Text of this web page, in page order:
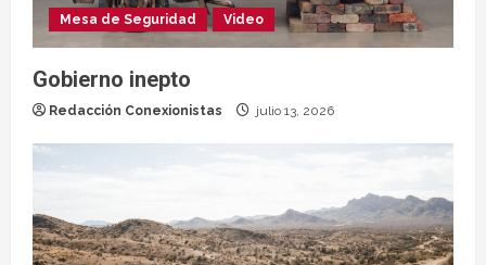
Mesa de Seguridad Video
Gobierno inepto
Redacción Conexionistas julio 13, 2026